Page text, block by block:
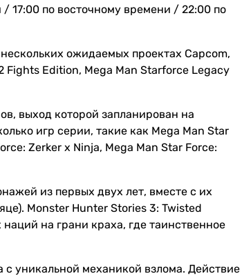
17:00 по восточному времени / 22:00 по
ожидаемых проектах Capcom,
Fights Edition, Mega Man Starforce Legacy
выход которой запланирован на
игр серии, такие как Mega Man Star
Zerker x Ninja, Mega Man Star Force:
из первых двух лет, вместе с их
Monster Hunter Stories 3: Twisted
на грани краха, где таинственное
уникальной механикой взлома. Действие